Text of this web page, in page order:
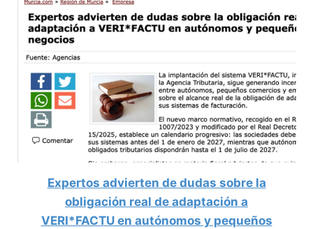
Expertos advierten de dudas sobre la
obligación real de adaptación a
VERI*FACTU en autónomos y pequeños